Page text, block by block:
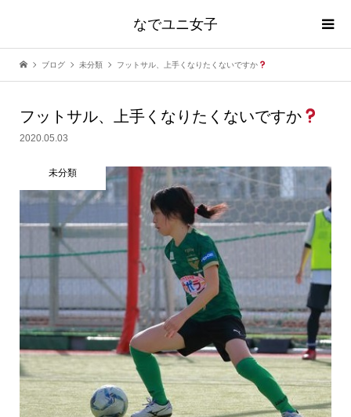
なでユニ女子
ブログ 未分類 フットサル、上手くなりたくないですか
フットサル、上手くなりたくないですか
2020.05.03
未分類